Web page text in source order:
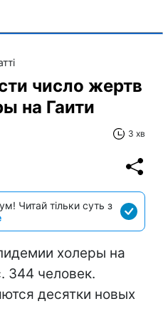
число жертв
на Гаити
3 хв
Читай тільки суть з
холеры на
344 человек.
десятки новых